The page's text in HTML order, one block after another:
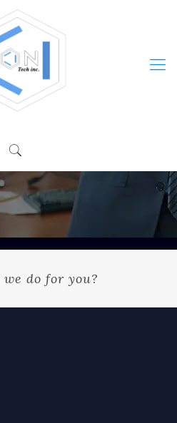
do for you?